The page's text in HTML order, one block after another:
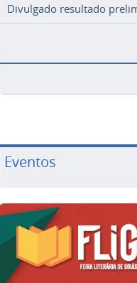
Divulgado resultado
Eventos